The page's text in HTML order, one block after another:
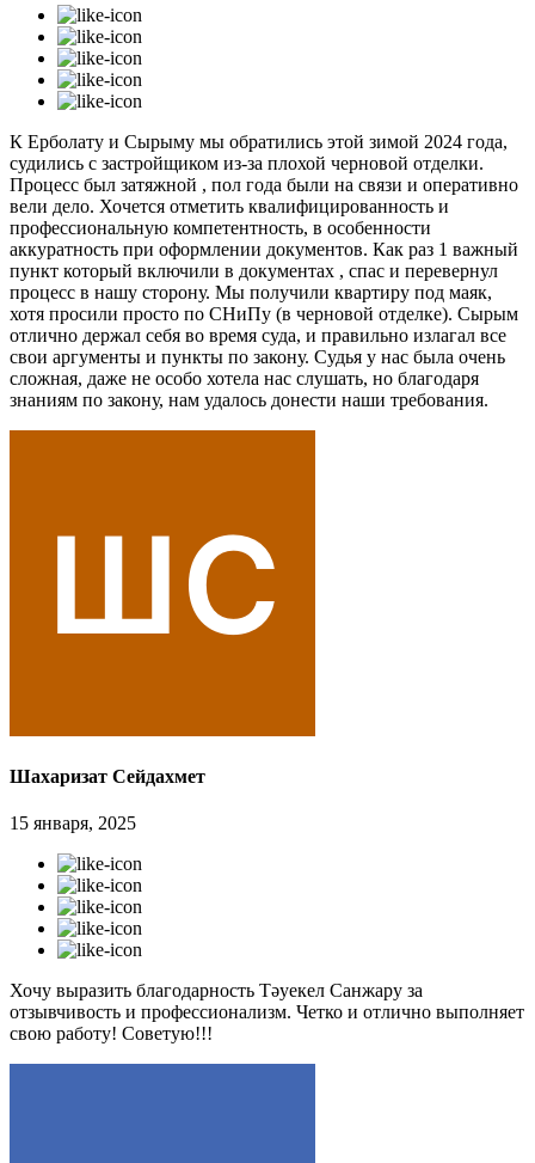
К Ерболату и Сырыму мы обратились этой зимой 2024 года,
судились с застройщиком из-за плохой черновой отделки.
Процесс был затяжной , пол года были на связи и оперативно
вели дело. Хочется отметить квалифицированность и
профессиональную компетентность, в особенности
аккуратность при оформлении документов. Как раз 1 важный
пункт который включили в документах , спас и перевернул
процесс в нашу сторону. Мы получили квартиру под маяк,
хотя просили просто по СНиПу (в черновой отделке). Сырым
отлично держал себя во время суда, и правильно излагал все
свои аргументы и пункты по закону. Судья у нас была очень
сложная, даже не особо хотела нас слушать, но благодаря
знаниям по закону, нам удалось донести наши требования.
Шахаризат Сейдахмет
15 января, 2025
Хочу выразить благодарность Тәуекел Санжару за
отзывчивость и профессионализм. Четко и отлично выполняет
свою работу! Советую!!!